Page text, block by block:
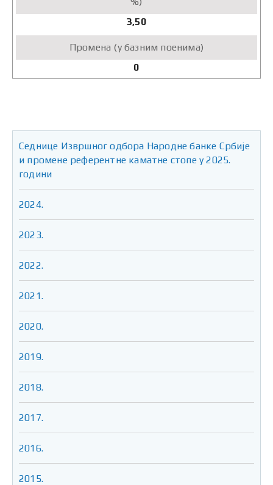
3,50
0
Седнице Извршног одбора Народне банке Србије
и промене референтне каматне стопе у 2025.
години
2024.
2023.
2022.
2021.
2020.
2019.
2018.
2017.
2016.
2015.